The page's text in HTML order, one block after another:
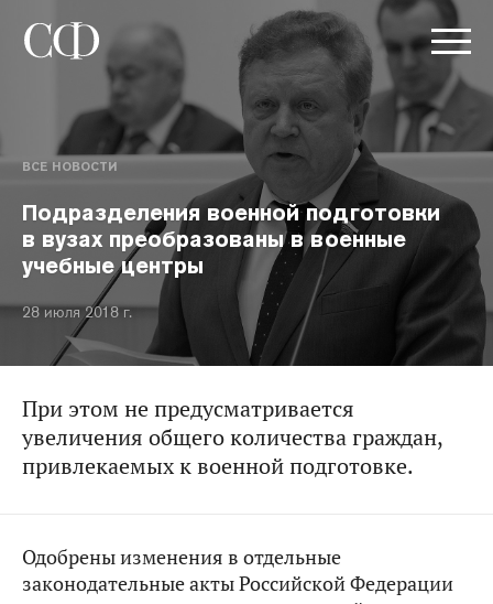
ВСЕ НОВОСТИ
Подразделения военной подготовки
в вузах преобразованы в военные
учебные центры
28 июля 2018 г.
При этом не предусматривается
увеличения общего количества граждан,
привлекаемых к военной подготовке.
Одобрены изменения в отдельные
законодательные акты Российской Федерации